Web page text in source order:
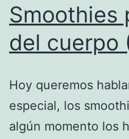
Smoothies
del cuerpo
Hoy queremos
especial, los
algún momento los